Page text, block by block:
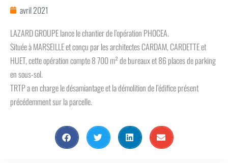
avril 2021
LAZARD GROUPE lance le chantier de l’opération PHOCEA.
Située à MARSEILLE et conçu par les architectes CARDAM, CARDETTE et
HUET, cette opération compte 8 700 m² de bureaux et 86 places de parking
en sous-sol.
TRTP a en charge le désamiantage et la démolition de l’édifice présent
précédemment sur la parcelle.